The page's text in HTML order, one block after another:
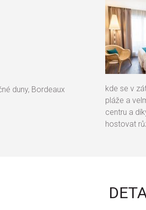
duny, Bordeaux
kde se v
pláže a
centru a
hostovat